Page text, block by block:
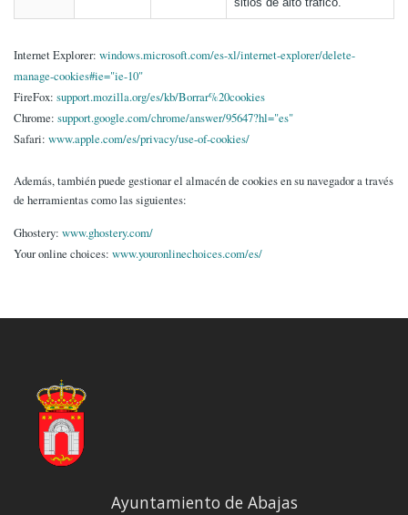
Internet Explorer: windows.microsoft.com/es-xl/internet-explorer/delete-
manage-cookies#ie="ie-10"
FireFox: support.mozilla.org/es/kb/Borrar%20cookies
Chrome: support.google.com/chrome/answer/95647?hl="es"
Safari: www.apple.com/es/privacy/use-of-cookies/
Además, también puede gestionar el almacén de cookies en su navegador a través
de herramientas como las siguientes:
Ghostery: www.ghostery.com/
Your online choices: www.youronlinechoices.com/es/
Ayuntamiento de Abajas